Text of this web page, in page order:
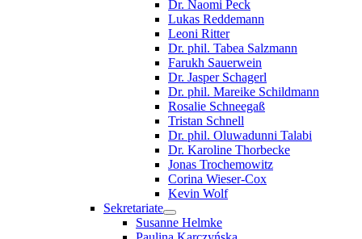
Dr. Naomi Peck
Lukas Reddemann
Leoni Ritter
Dr. phil. Tabea Salzmann
Farukh Sauerwein
Dr. Jasper Schagerl
Dr. phil. Mareike Schildmann
Rosalie Schneegaß
Tristan Schnell
Dr. phil. Oluwadunni Talabi
Dr. Karoline Thorbecke
Jonas Trochemowitz
Corina Wieser-Cox
Kevin Wolf
Sekretariate
Susanne Helmke